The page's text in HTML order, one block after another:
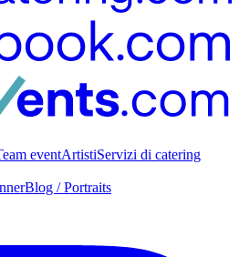
eventArtistiServizi di catering
Blog / Portraits